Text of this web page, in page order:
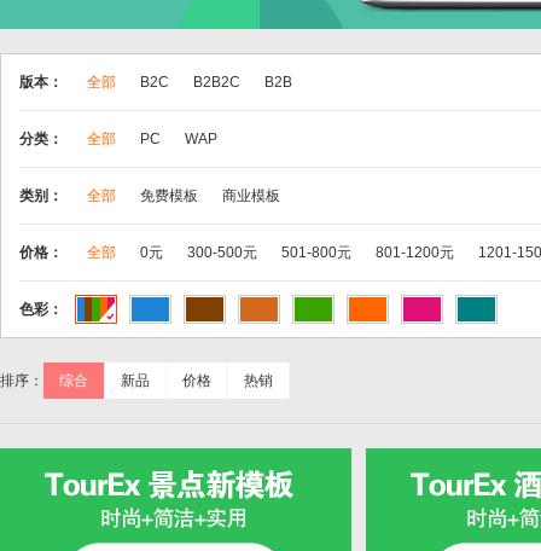
版本： 全部 B2C B2B2C B2B
分类： 全部 PC WAP
类别： 全部 免费模板 商业模板
价格： 全部 0元 300-500元 501-800元 801-1200元 1201-
色彩：
排序： 综合 新品 价格 热销